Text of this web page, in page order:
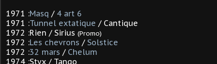
1971 :Masq / 4 art 6
1971 :Tunnel extatique / Cantique
1972 :Rien / Sirius (Promo)
1972 :Les chevrons / Solstice
1972 :32 mars / Chelum
1974 :Styx / Tango